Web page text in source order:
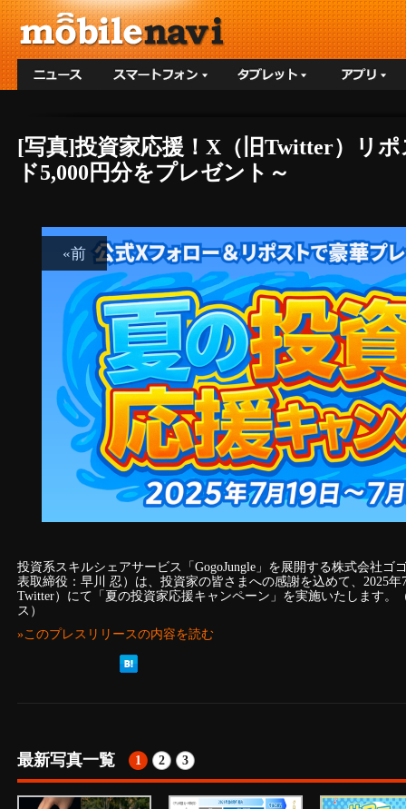
[写真]投資家応援！X（旧Twitter）リ
ド5,000円分をプレゼント～
«前
投資系スキルシェアサービス「GogoJungle」を展開する株式会社ゴ
表取締役：早川 忍）は、投資家の皆さまへの感謝を込めて、2025
Twitter）にて「夏の投資家応援キャンペーン」を実施いたします。
ス）
»このプレスリリースの内容を読む
最新写真一覧 1 2 3